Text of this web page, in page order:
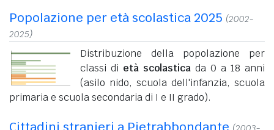
Popolazione per età scolastica 2025 (2002-
2025)
Distribuzione della popolazione per
classi di età scolastica da 0 a 18 anni
(asilo nido, scuola dell'infanzia, scuola
primaria e scuola secondaria di I e II grado).
Cittadini stranieri a Pietrabbondante